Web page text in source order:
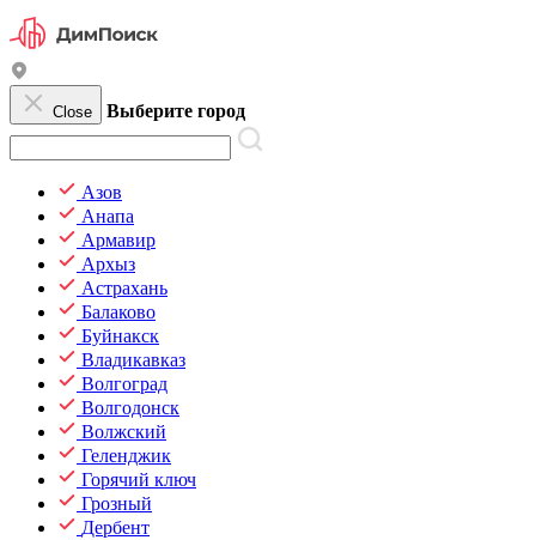
Close Выберите город
Азов
Анапа
Армавир
Архыз
Астрахань
Балаково
Буйнакск
Владикавказ
Волгоград
Волгодонск
Волжский
Геленджик
Горячий ключ
Грозный
Дербент